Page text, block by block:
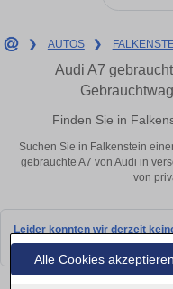
Alle Cookies akzeptieren
❯ AUTOS ❯
Audi A7
Finden Sie in
Suchen Sie in Falkenstein
gebrauchte A7 von Audi in
von
Leider konnten wir derzeit
bald wieder vorbei!